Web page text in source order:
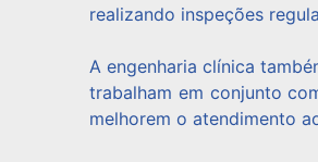
realizando inspeções
A engenharia clínica
trabalham em conjunto
melhorem o atendimento